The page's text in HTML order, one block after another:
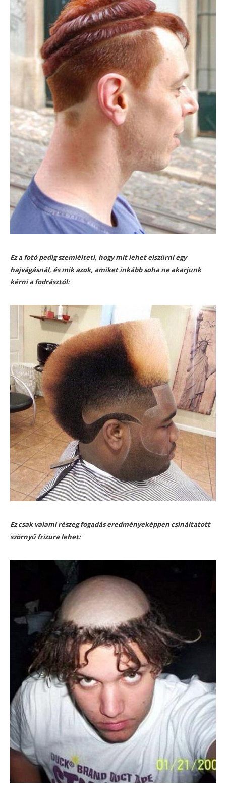
Ez a fotó pedig szemlélteti, hogy mit lehet elszúrni egy
hajvágásnál, és mik azok, amiket inkább soha ne akarjunk
kérni a fodrásztól:
Ez csak valami részeg fogadás eredményeképpen csináltatott
szörnyű frizura lehet: